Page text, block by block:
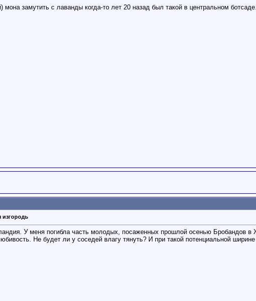
мона замутить с лаванды когда-то лет 20 назад был такой в центральном ботсаде.
изгородь
У меня погибла часть молодых, посаженных прошлой осенью Бробандов
Не будет ли у соседей влагу тянуть? И при такой потенциальной